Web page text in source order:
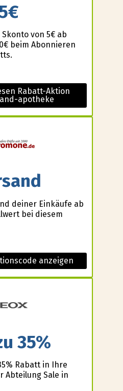
von 5€ ab
beim Abonnieren
Rabatt-Aktion
apotheke
deiner Einkäufe ab
bei diesem
anzeigen
35%
Rabatt in Ihre
Abteilung Sale in